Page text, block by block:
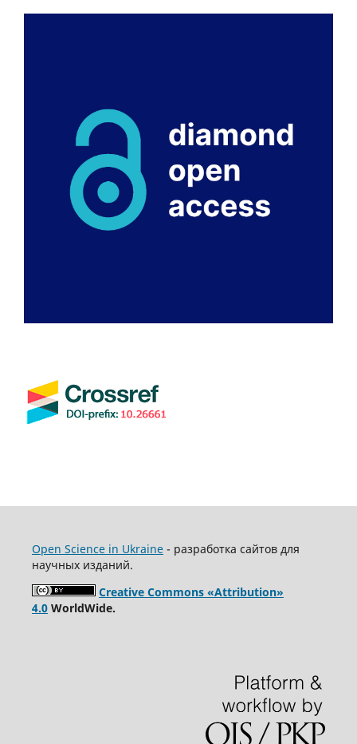
Open Science in Ukraine- разработка сайтов для
научных изданий.
Creative Commons «Attribution»
4.0WorldWide.